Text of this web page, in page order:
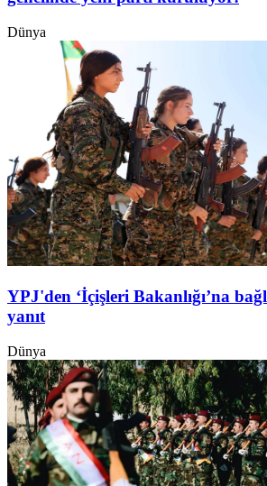
Dünya
YPJ'den ‘İçişleri Bakanlığı’na
yanıt
Dünya